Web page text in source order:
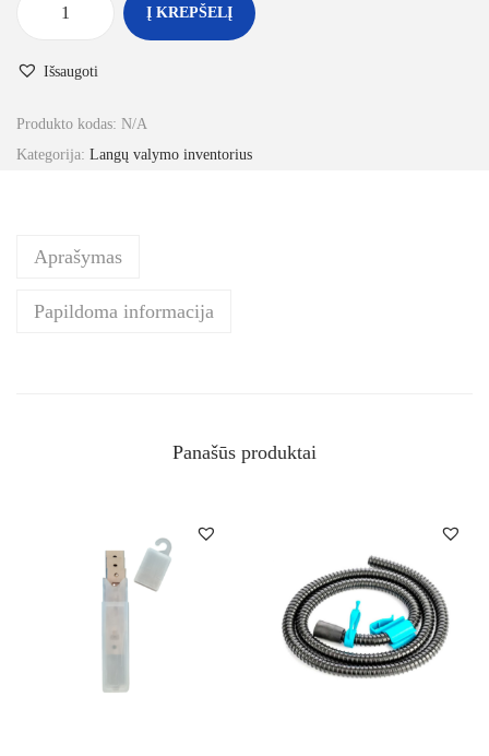
Į KREPŠELĮ
Išsaugoti
Produkto kodas: N/A
Kategorija: Langų valymo inventorius
Aprašymas
Papildoma informacija
Panašūs produktai